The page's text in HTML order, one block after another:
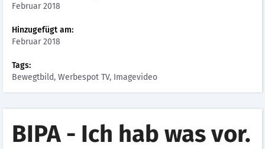
Februar 2018
Hinzugefügt am:
Februar 2018
Tags:
Bewegtbild, Werbespot TV, Imagevideo
BIPA - Ich hab was vor.